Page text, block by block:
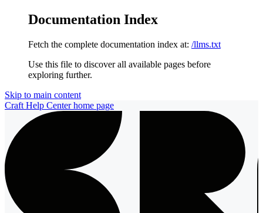
Documentation Index
Fetch the complete documentation index at: /llms.txt
Use this file to discover all available pages before
exploring further.
Skip to main content
Craft Help Centerhome page